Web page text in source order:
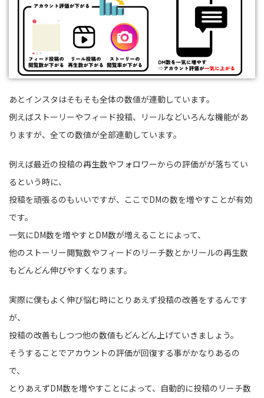
あとインスタはそもそも全体の数値が連動しています。
例えばストーリーやフィード投稿、リールなどいろんな機能があ
りますが、全ての数値が全部連動しています。
例えば最近の投稿の再生数やフォロワーからの評価がが落ちてい
るという時に、
投稿を頑張るのもいいですが、ここでDMの数を増やすことが有効
です。
一気にDM数を増やすとDM数が増えることによって、
他のストーリー閲覧数やフィードのリーチ数とかリールの再生数
もどんどん伸びやすくなります。
実際に僕もよく伸び悩む時にとりあえず投稿の改善をするんです
が、
投稿の改善もしつつ他の数値もどんどん上げていきましょう。
そうすることでアカウントの評価が回復する事がかなりあるの
で、
とりあえずDM数を増やすことによって、自動的に投稿のリーチ数